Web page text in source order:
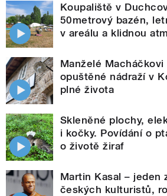
Koupaliště v
50metrový bazén,
v areálu a klidnou
Manželé Macháčkovi
opuštěné nádraží v
plné života
Skleněné plochy,
i kočky. Povídání o
o životě žiraf
Martin Kasal – jeden
českých kulturistů,